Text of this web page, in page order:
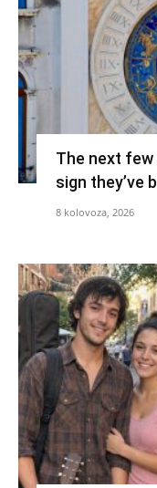
The next
sign they’ve
8 kolovoza, 2026